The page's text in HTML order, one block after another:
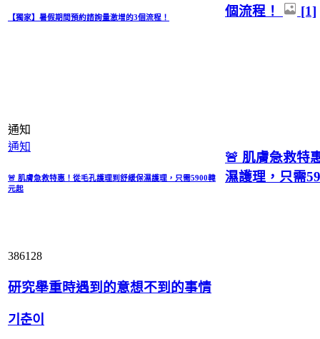
【獨家】暑假期間預約諮詢量激增的3個流程！
個流程！
[1]
通知
通知
🚨 肌膚急救特惠！從毛孔護理到舒緩保濕護理，只需5900韓
元起
🚨 肌膚急救特
濕護理，只需
386128
研究舉重時遇到的意想不到的事情
기춘이